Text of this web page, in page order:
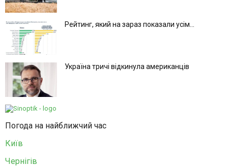
Рейтинг, який на зараз показали усім...
Україна тричі відкинула американців
Погода на найближчий час
Київ
Чернігів